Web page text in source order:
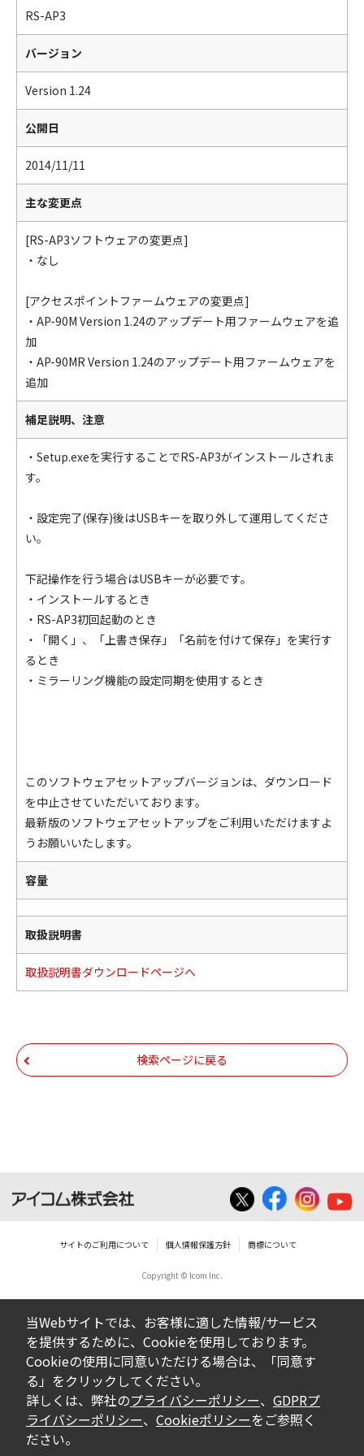
RS-AP3
バージョン
Version 1.24
公開日
2014/11/11
主な変更点
[RS-AP3ソフトウェアの変更点]
・なし
[アクセスポイントファームウェアの変更点]
・AP-90M Version 1.24のアップデート用ファームウェアを追
加
・AP-90MR Version 1.24のアップデート用ファームウェアを
追加
補足説明、注意
・Setup.exeを実行することでRS-AP3がインストールされま
す。
・設定完了(保存)後はUSBキーを取り外して運用してくださ
い。
下記操作を行う場合はUSBキーが必要です。
・インストールするとき
・RS-AP3初回起動のとき
・「開く」、「上書き保存」「名前を付けて保存」を実行す
るとき
・ミラーリング機能の設定同期を使用するとき
このソフトウェアセットアップバージョンは、ダウンロード
を中止させていただいております。
最新版のソフトウェアセットアップをご利用いただけますよ
うお願いいたします。
容量
取扱説明書
取扱説明書ダウンロードページへ
検索ページに戻る
サイトのご利用について 個人情報保護方針 商標について
Copyright © Icom Inc.
当Webサイトでは、お客様に適した情報/サービス
を提供するために、Cookieを使用しております。
Cookieの使用に同意いただける場合は、「同意す
る」をクリックしてください。
詳しくは、弊社のプライバシーポリシー、 GDPRプ
ライバシーポリシー、 Cookieポリシーをご参照く
ださい。